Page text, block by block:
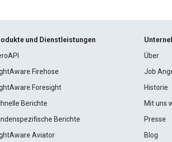
und Dienstleistungen
Firehose
Foresight
Berichte
Berichte
Aviator
Über
Job
Historie
Mit uns
Presse
Blog